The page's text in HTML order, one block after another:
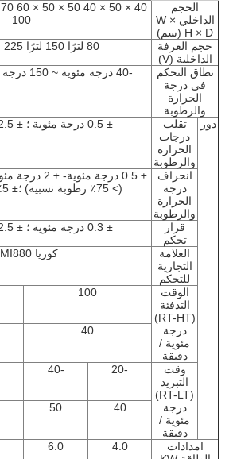
الحجم
الداخلي W ×
H × D (سم)
100
حجم الغرفة
الداخلية (V)
80 لترًا 150 لترًا 225 لترًا 408 لترًا
نطاق التحكم
في درجة
الحرارة
والرطوبة
-40 درجة مئوية ~ 150 درجة مئوية RH20٪ -98٪
دور
تقلب
درجات
الحرارة
والرطوبة
± 0.5 درجة مئوية ؛ ± 2.5٪ رطوبة نسبية
انحراف
درجة
الحرارة
والرطوبة
(> 75٪ رطوبة نسبية) ؛± 5٪ RH (≤75٪ RH)
قرار
تحكم
± 0.3 درجة مئوية ؛ ± 2.5٪ رطوبة نسبية
العلامة
التجارية
للتحكم
كوريا TEMI880
الوقت
التدفئة
(RT-HT)
درجة
مئوية /
دقيقة
100
40
وقت
التبريد
(RT-LT)
درجة
مئوية /
دقيقة
-20
-40
40
50
امدادات
4.0
6.0